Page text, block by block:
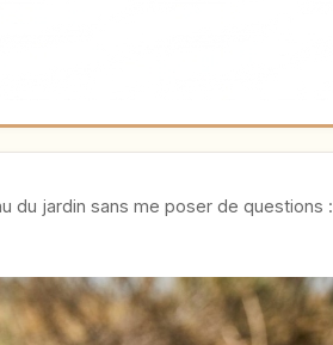
du jardin sans me poser de questions :